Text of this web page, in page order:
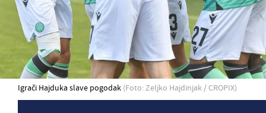
Igrači Hajduka slave pogodak (Foto: Zeljko Hajdinjak / CROPIX)